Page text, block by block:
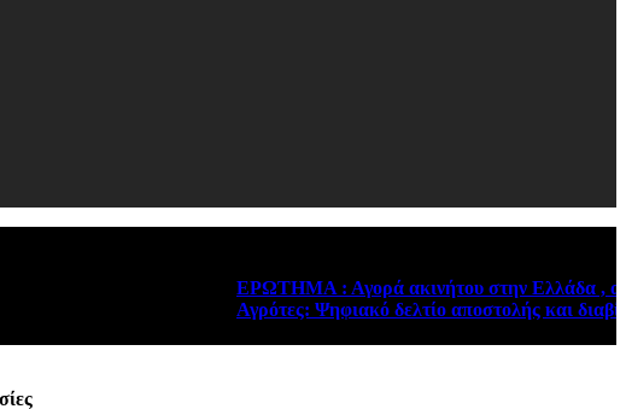
ΕΡΩΤΗΜΑ : Αγορά ακινήτου στην Ελλάδα , από
Αγρότες: Ψηφιακό δελτίο αποστολής και διαβίβαση